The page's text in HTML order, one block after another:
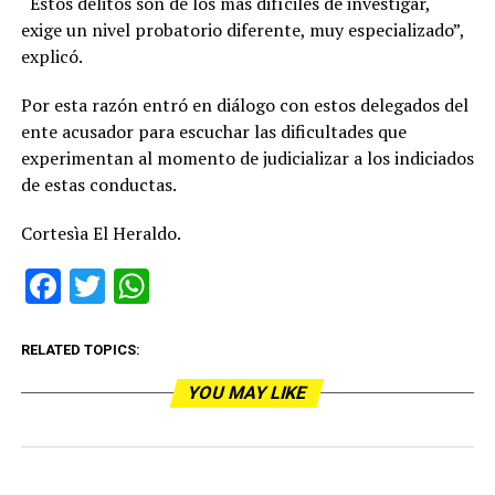
exige un nivel probatorio diferente, muy especializado”,
explicó.
Por esta razón entró en diálogo con estos delegados del
ente acusador para escuchar las dificultades que
experimentan al momento de judicializar a los indiciados
de estas conductas.
Cortesìa El Heraldo.
Facebook
TwitterWhatsApp
RELATED TOPICS:
YOU MAY LIKE